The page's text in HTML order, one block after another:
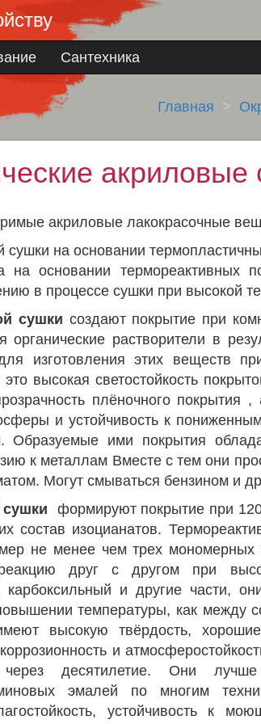
Сантехника
Главная
акриловые лакокрасочные
сушки на основании
на основании термореактивных
в процессе сушки при высокой
сушки создают покрытие при
органические растворители в
изготовления этих веществ
высокая светостойкость
плёночного покрытия
и устойчивость к
Образуемые ими покрытия
к металлам Вместе с тем они
Могут смываться бензином и
формируют покрытие при
состав изоцианатов.
не менее чем трех
друг с другом при
карбоксильный и другие части,
температуры, как между
высокую твёрдость,
и
десятилетие. Они
эмалей по многим
устойчивость к